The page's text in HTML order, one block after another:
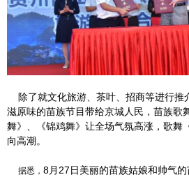
除了就文化旅游、茶叶、招商等进行推
滋原味的苗族节目带给京城人民，苗族歌
舞》、《锦鸡舞》让全场气氛高涨，歌舞
向高潮。
据悉， 8月27日美丽的苗族姑娘和帅气